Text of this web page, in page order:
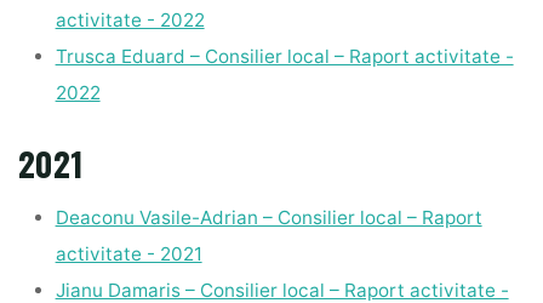
activitate - 2022
Trusca Eduard – Consilier local – Raport activitate -
2022
2021
Deaconu Vasile-Adrian – Consilier local – Raport
activitate - 2021
Jianu Damaris – Consilier local – Raport activitate -